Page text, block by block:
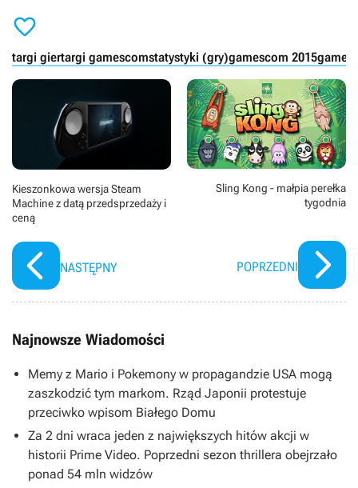

targi giertargi gamescomstatystyki (gry)gamescom 2015
Kieszonkowa wersja Steam
Machine z datą przedsprzedaży i
ceną
NASTĘPNY
Sling Kong - małpia perełka
tygodnia
POPRZEDNI
Najnowsze Wiadomości
Memy z Mario i Pokemony w propagandzie USA mogą
zaszkodzić tym markom. Rząd Japonii protestuje
przeciwko wpisom Białego Domu
Za 2 dni wraca jeden z największych hitów akcji w
historii Prime Video. Poprzedni sezon thrillera obejrzało
ponad 54 mln widzów